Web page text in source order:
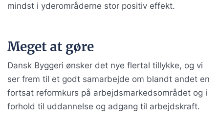
mindst i yderområderne stor positiv effekt.
Meget at gøre
Dansk Byggeri ønsker det nye flertal tillykke, og vi
ser frem til et godt samarbejde om blandt andet en
fortsat reformkurs på arbejdsmarkedsområdet og i
forhold til uddannelse og adgang til arbejdskraft.